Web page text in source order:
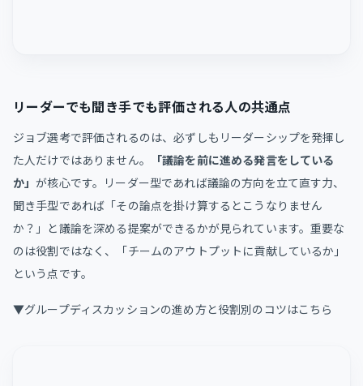
リーダーでも聞き手でも評価される人の共通点
ジョブ選考で評価されるのは、必ずしもリーダーシップを発揮し
た人だけではありません。
「議論を前に進める発言をしている
か」が核心です。リーダー型であれば議論の方向を立て直す力、
聞き手型であれば「その論点を掛け算するとこうなりません
か？」と議論を深める提案ができるかが見られています。重要な
のは役割ではなく、「チームのアウトプットに貢献しているか」
という点です。
▼グループディスカッションの進め方と役割別のコツはこちら